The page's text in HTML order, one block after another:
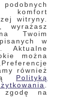
komfort
witryny.
wyrażasz
Twoim
w
Aktualne
można
również
Polityką
zgodę na